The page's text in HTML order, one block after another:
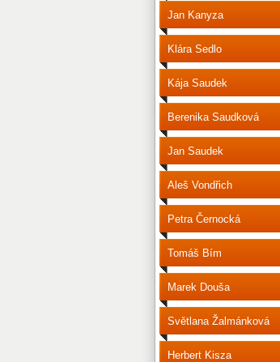
Jan Kanyza
Klára Sedlo
Kája Saudek
Berenika Saudková
Jan Saudek
Aleš Vondřich
Petra Černocká
Tomáš Bím
Marek Douša
Světlana Žalmánková
Herbert Kisza